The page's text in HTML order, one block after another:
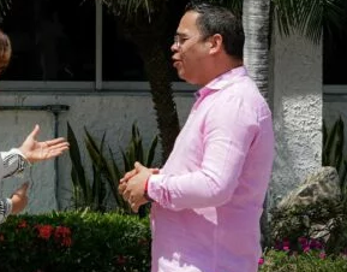
EL
CON
DE
AL
SENA